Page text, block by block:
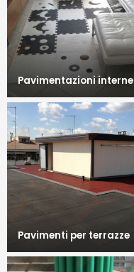
Pavimentazioni interne
Pavimenti per terrazze